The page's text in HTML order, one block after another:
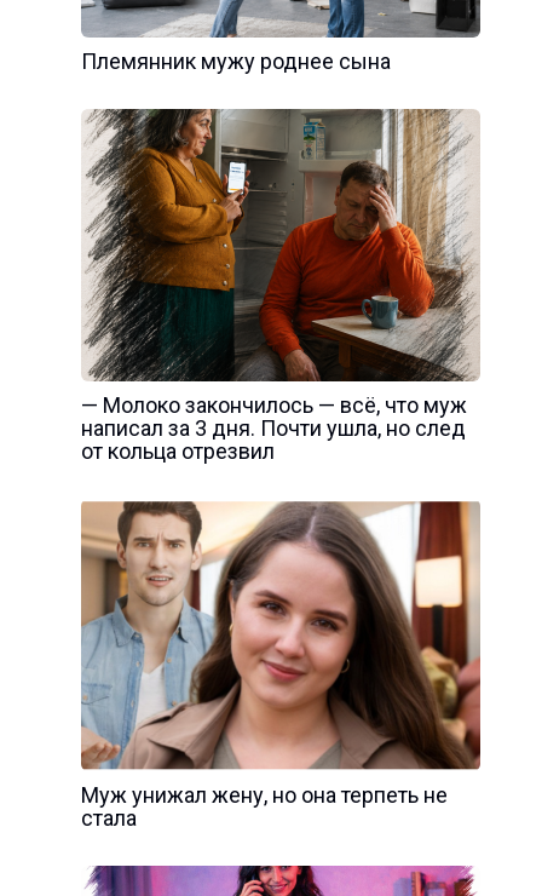
Племянник мужу роднее сына
— Молоко закончилось — всё, что муж
написал за 3 дня. Почти ушла, но след
от кольца отрезвил
Муж унижал жену, но она терпеть не
стала